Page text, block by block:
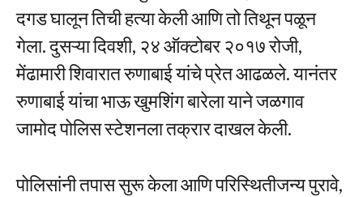
दगड घालून तिची हत्या केली आणि तो तिथून पळून
गेला. दुसऱ्या दिवशी, २४ ऑक्टोबर २०१७ रोजी,
मेंढामारी शिवारात रुणाबाई यांचे प्रेत आढळले. यानंतर
रुणाबाई यांचा भाऊ खुमशिंग बारेला याने जळगाव
जामोद पोलिस स्टेशनला तक्रार दाखल केली.
पोलिसांनी तपास सुरू केला आणि परिस्थितीजन्य पुरावे,